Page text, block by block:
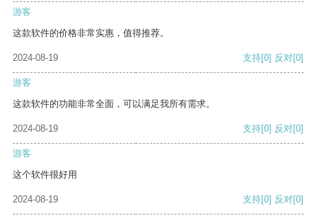
游客
这款软件的价格非常实惠，值得推荐。
2024-08-19 支持[0] 反对[0]
游客
这款软件的功能非常全面，可以满足我所有需求。
2024-08-19 支持[0] 反对[0]
游客
这个软件很好用
2024-08-19 支持[0] 反对[0]